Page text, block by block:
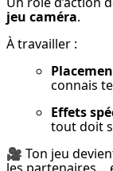
jeu caméra.
À travailler :
connais
Effets
tout doit
🎥 Ton jeu